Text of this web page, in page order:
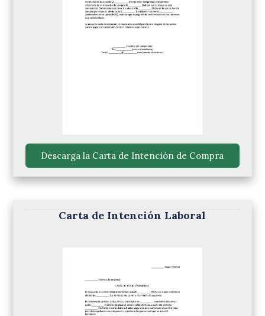
Descarga la Carta de Intención de Compra
Carta de Intención Laboral